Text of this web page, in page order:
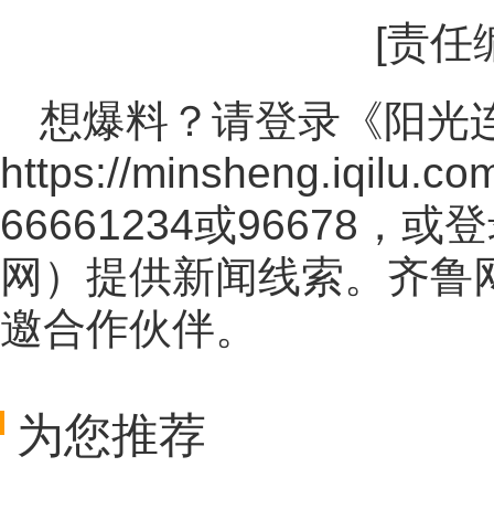
[责任
想爆料？请登录《阳光
https://
66661234或96678，或
网 ）提供新闻线索。齐鲁
邀合作伙伴。
为您推荐